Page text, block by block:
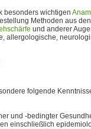
besonders wichtigen
Methoden aus
und anderer
allergologische,
folgende
und -bedingter
einschließlich